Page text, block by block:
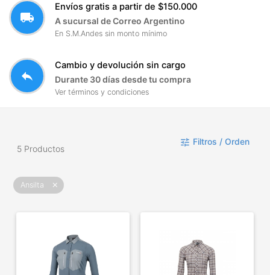
local_shipping
Envíos gratis a partir de $150.000
A sucursal de Correo Argentino
En S.M.Andes sin monto mínimo
reply
Cambio y devolución sin cargo
Durante 30 días desde tu compra
Ver términos y condiciones
5 Productos
tune Filtros / Orden
Ansilta close